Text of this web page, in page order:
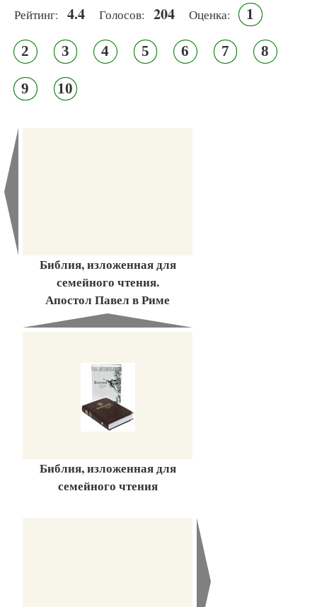
Рейтинг: 4.4 Голосов: 204 Оценка: 1
2 3 4 5 6 7 8
9 10
Библия, изложенная для
семейного чтения.
Апостол Павел в Риме
Библия, изложенная для
семейного чтения